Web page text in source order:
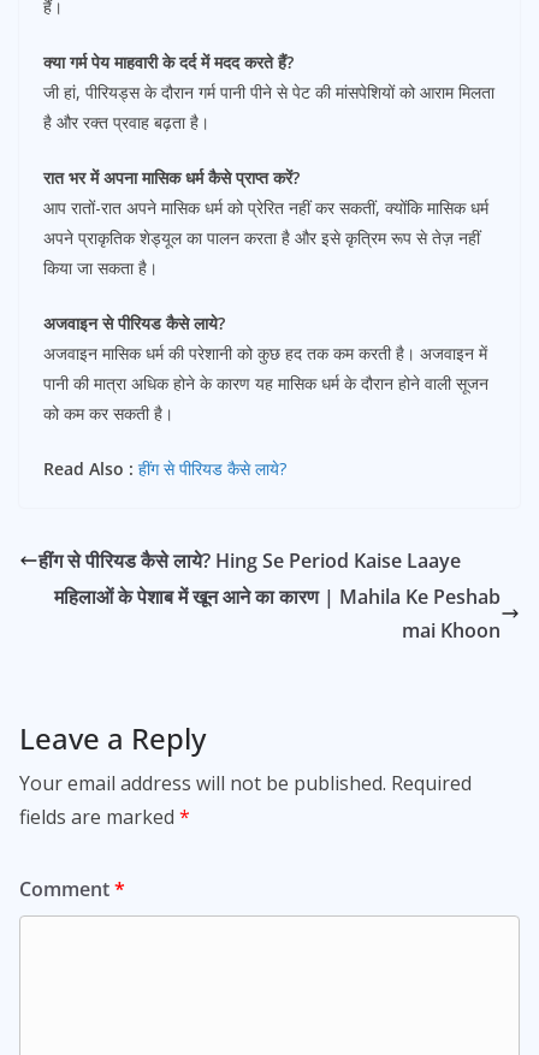
हैं।
क्या गर्म पेय माहवारी के दर्द में मदद करते हैं?
जी हां, पीरियड्स के दौरान गर्म पानी पीने से पेट की मांसपेशियों को आराम मिलता
है और रक्त प्रवाह बढ़ता है।
रात भर में अपना मासिक धर्म कैसे प्राप्त करें?
आप रातों-रात अपने मासिक धर्म को प्रेरित नहीं कर सकतीं, क्योंकि मासिक धर्म
अपने प्राकृतिक शेड्यूल का पालन करता है और इसे कृत्रिम रूप से तेज़ नहीं
किया जा सकता है।
अजवाइन से पीरियड कैसे लाये?
अजवाइन मासिक धर्म की परेशानी को कुछ हद तक कम करती है। अजवाइन में
पानी की मात्रा अधिक होने के कारण यह मासिक धर्म के दौरान होने वाली सूजन
को कम कर सकती है।
Read Also : हींग से पीरियड कैसे लाये?
हींग से पीरियड कैसे लाये? Hing Se Period Kaise Laaye
महिलाओं के पेशाब में खून आने का कारण | Mahila Ke Peshab
mai Khoon
Leave a Reply
Your email address will not be published. Required
fields are marked *
Comment*